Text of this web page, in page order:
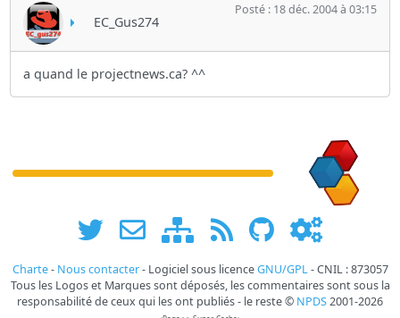
EC_Gus274
Posté : 18 déc. 2004 à 03:15
a quand le projectnews.ca? ^^
Charte- Nous contacter- Logiciel sous licenceGNU/GPL- CNIL : 873057
Tous les Logos et Marques sont déposés, les commentaires sont sous la
responsabilité de ceux qui les ont publiés - le reste © NPDS2001-2026